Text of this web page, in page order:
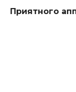
Приятного